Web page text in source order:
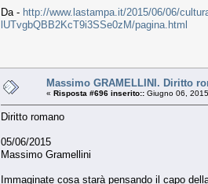
Da - http://www.lastampa.it/2015/06/06/
lUTvgbQBB2KcT9i3SSe0zM/pagina.html
Massimo GRAMELLINI. Diritto
« Risposta #696 inserito:: Giugno 06,
Diritto romano
05/06/2015
Massimo Gramellini
Immaginate cosa starà pensando il capo